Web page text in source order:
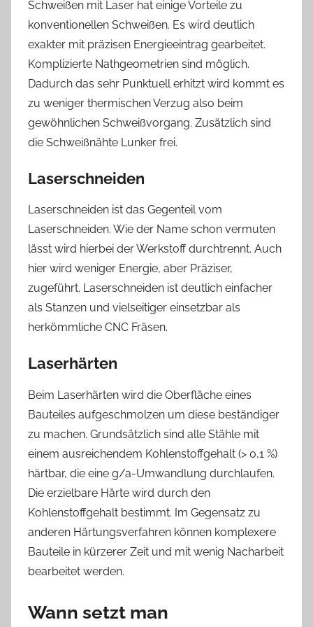
Schweißen mit Laser hat einige Vorteile zu
konventionellen Schweißen. Es wird deutlich
exakter mit präzisen Energieeintrag gearbeitet.
Komplizierte Nathgeometrien sind möglich.
Dadurch das sehr Punktuell erhitzt wird kommt es
zu weniger thermischen Verzug also beim
gewöhnlichen Schweißvorgang. Zusätzlich sind
die Schweißnähte Lunker frei.
Laserschneiden
Laserschneiden ist das Gegenteil vom
Laserschneiden. Wie der Name schon vermuten
lässt wird hierbei der Werkstoff durchtrennt. Auch
hier wird weniger Energie, aber Präziser,
zugeführt. Laserschneiden ist deutlich einfacher
als Stanzen und vielseitiger einsetzbar als
herkömmliche CNC Fräsen.
Laserhärten
Beim Laserhärten wird die Oberfläche eines
Bauteiles aufgeschmolzen um diese beständiger
zu machen. Grundsätzlich sind alle Stähle mit
einem ausreichendem Kohlenstoffgehalt (> 0,1 %)
härtbar, die eine g/a-Umwandlung durchlaufen.
Die erzielbare Härte wird durch den
Kohlenstoffgehalt bestimmt. Im Gegensatz zu
anderen Härtungsverfahren können komplexere
Bauteile in kürzerer Zeit und mit wenig Nacharbeit
bearbeitet werden.
Wann setzt man